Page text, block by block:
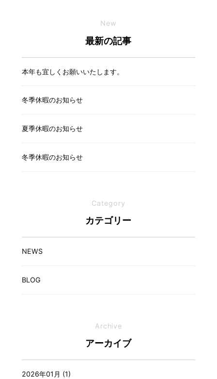
New
最新の記事
本年も宜しくお願いいたします。
冬季休暇のお知らせ
夏季休暇のお知らせ
冬季休暇のお知らせ
Category
カテゴリー
NEWS
BLOG
Archive
アーカイブ
2026年01月 (1)